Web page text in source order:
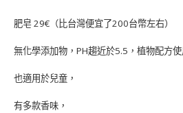
肥皂 29€（比台灣便宜了200台幣左右）
無化學添加物，PH趨近於5.5，植物配方
也適用於兒童，
有多款香味，